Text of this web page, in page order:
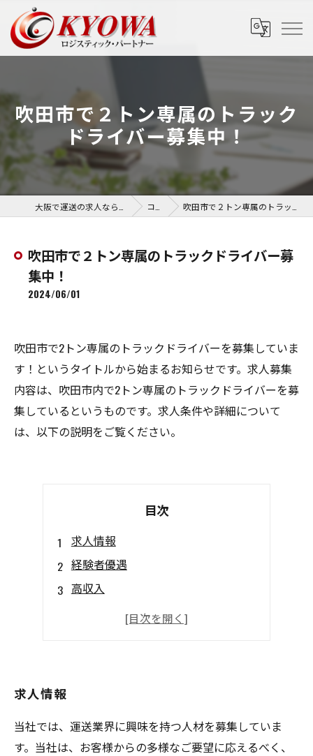
吹田市で２トン専属のトラック
ドライバー募集中！
コラム 吹田市で２トン専属のトラックドライバー募集中！
吹田市で２トン専属のトラックドライバー募
集中！
2024/06/01
吹田市で2トン専属のトラックドライバーを募集していま
す！というタイトルから始まるお知らせです。求人募集
内容は、吹田市内で2トン専属のトラックドライバーを募
集しているというものです。求人条件や詳細について
は、以下の説明をご覧ください。
目次
求人情報
経験者優遇
高収入
即日就業可
求人情報
当社では、運送業界に興味を持つ人材を募集していま
す。当社は、お客様からの多様なご要望に応えるべく、